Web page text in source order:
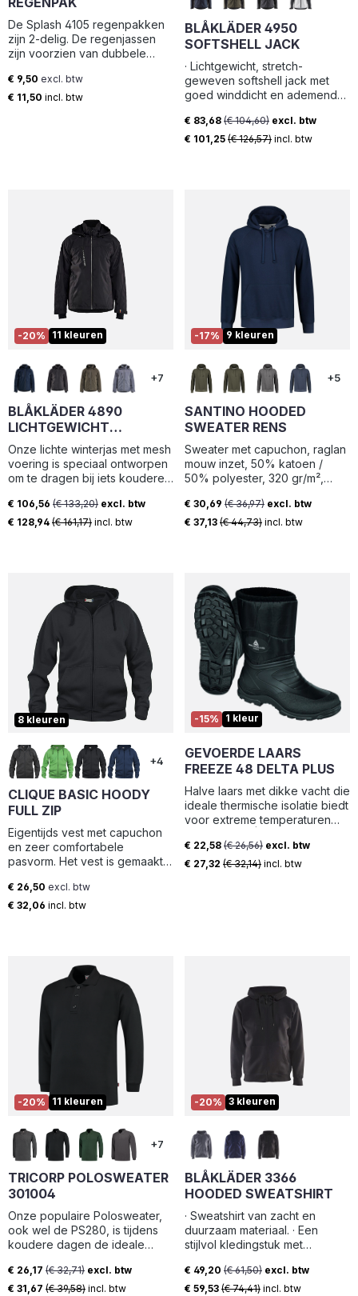
De Splash 4105 regenpakken
zijn 2-delig. De regenjassen
zijn voorzien van dubbele
vaste capuchon. De gele
regenbroeken hebben
Normale prijs:
€ 9,50 excl. btw
€ 11,50 incl. btw
BLÅKLÄDER 4950
SOFTSHELL JACK
· Lichtgewicht, stretch-
geweven softshell jack met
goed winddicht en ademend
voorgevormde mouwen, een
verlengd rugpand en fleece
praktische zakken
Verkoopprijs:
€ 83,68 (€ 104,60) excl. btw
€ 101,25 (€ 126,57) incl. btw
-20% 11 kleuren
+7
BLÅKLÄDER 4890
LICHTGEWICHT
WINTERJAS
Onze lichte winterjas met mesh
voering is speciaal ontworpen
om te dragen bij iets koudere
jas biedt bescherming tegen
wind en water, dankzij het
dat je comfortabel blijft, zelfs
tijdens activiteiten die wat
meer inspanning
vereisen.Deze two-tone jas
met contrasterende kleuren in
de zijkanten is voorzien van
een afneembare capuchon en
stoere reflecterende
details.Met zijn functioneel
ontwerp is de jas
- beschermende kleding tegen
slecht weer.
Verkoopprijs:
€ 106,56 (€ 133,20) excl. btw
€ 128,94 (€ 161,17) incl. btw
-17% 9 kleuren
+5
SANTINO HOODED
SWEATER RENS
Sweater met capuchon, raglan
mouw inzet, 50% katoen /
50% polyester, 320 gr/m²,
binnenzijde, modern fit met
plat zwaar koord in capuchon,
Verkoopprijs:
€ 30,69 (€ 36,97) excl. btw
€ 37,13 (€ 44,73) incl. btw
8 kleuren
+4
CLIQUE BASIC HOODY
FULL ZIP
Eigentijds vest met capuchon
en zeer comfortabele
pasvorm. Het vest is gemaakt
gestabiliseerde kwaliteit die
mooi blijft, ook bij intensief
telefoon en een doorvoer
voor een koptelefoon,
necktape en 1x1 stretch rib in
de boord en onderaan de
mouwen. De behandeling met
softener zorgt ervoor dat de
sweater zacht aanvoelt.
Normale prijs:
€ 26,50 excl. btw
€ 32,06 incl. btw
-15% 1 kleur
GEVOERDE LAARS
FREEZE 48 DELTA PLUS
Halve laars met dikke vacht die
ideale thermische isolatie biedt
voor extreme temperaturen
- Polyester - Synthetisch bont -
Fleece | Binnenzool : Vilt | Zool
Verkoopprijs:
€ 22,58 (€ 26,56) excl. btw
€ 27,32 (€ 32,14) incl. btw
-20% 11 kleuren
+7
TRICORP POLOSWEATER
301004
Onze populaire Polosweater,
ook wel de PS280, is tijdens
koudere dagen de ideale
Polosweater is verkrijgbaar in
maar liefst 11 verschillende
Verkoopprijs:
€ 26,17 (€ 32,71) excl. btw
€ 31,67 (€ 39,58) incl. btw
-20% 3 kleuren
BLÅKLÄDER 3366
HOODED SWEATSHIRT
· Sweatshirt van zacht en
duurzaam materiaal. · Een
stijlvol kledingstuk met
jersey en opgeruwde
binnenkant
Verkoopprijs:
€ 49,20 (€ 61,50) excl. btw
€ 59,53 (€ 74,41) incl. btw